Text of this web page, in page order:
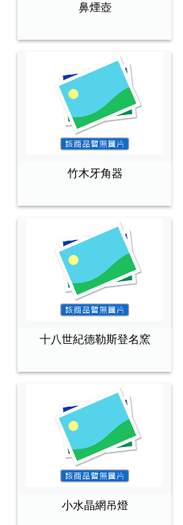
鼻煙壺
竹木牙角器
十八世紀德勒斯登名窯
小水晶網吊燈